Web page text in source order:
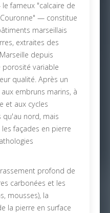
fameux "calcaire de
— constitue
marseillais
extraites des
depuis
porosité variable
qualité. Après un
embruns marins, à
et aux cycles
qu'au nord, mais
façades en pierre
profond de
carbonées et les
mousses), la
la pierre en surface